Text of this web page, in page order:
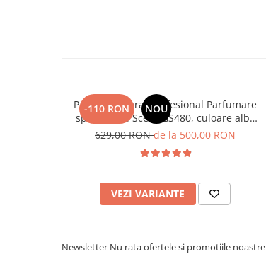
-110 RON NOU
PACHET: Aparat Profesional Parfumare
spatii Good Scent GS480, culoare alba
cu 500 g esenta inclusa
629,00 RONde la 500,00 RON
VEZI VARIANTE
Newsletter Nu rata ofertele si promotiile noastre